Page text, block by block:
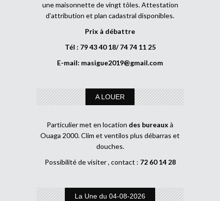
une maisonnette de vingt tôles. Attestation
d’attribution et plan cadastral disponibles.
Prix à débattre
Tél : 79 43 40 18/ 74 74 11 25
E-mail: masigue2019@gmail.com
A LOUER
Particulier met en location des bureaux à
Ouaga 2000. Clim et ventilos plus débarras et
douches.
Possibilité de visiter , contact : 72 60 14 28
La Une du 04-08-2026